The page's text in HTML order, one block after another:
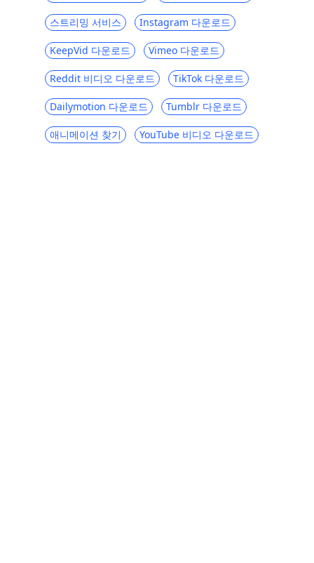
인터넷 비디오를 손쉽게 다운로드하는 8 가
지 멋진 방법
대안에서 저장 | SaveFrom Net이 작동하지
않는 문제 수정
5 최고의 온라인 비디오 다운로더 (2023)
Apowersoft는 안전합니까? | Apowersoft
당신이 기회를 줘야 할 상위 5 개의 자유롭지
스트리밍 서비스 Instagram 다운로드
KeepVid 다운로드 Vimeo 다운로드
Reddit 비디오 다운로드 TikTok 다운로드
Dailymotion 다운로드 Tumblr 다운로드
애니메이션 찾기 YouTube 비디오 다운로드